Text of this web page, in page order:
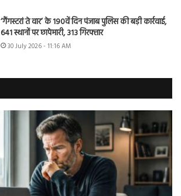
‘गैंगस्टरां ते वार’ के 190वें दिन पंजाब पुलिस की बड़ी कार्रवाई,
641 स्थानों पर छापेमारी, 313 गिरफ्तार
30 July 2026 - 11:16 AM